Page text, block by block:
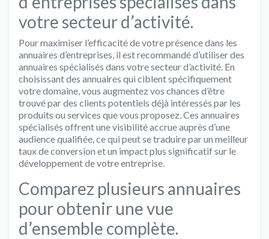
votre secteur d’activité.
Pour maximiser l’efficacité de votre présence dans les
annuaires d’entreprises, il est recommandé d’utiliser des
annuaires spécialisés dans votre secteur d’activité. En
choisissant des annuaires qui ciblent spécifiquement
votre domaine, vous augmentez vos chances d’être
trouvé par des clients potentiels déjà intéressés par les
produits ou services que vous proposez. Ces annuaires
spécialisés offrent une visibilité accrue auprès d’une
audience qualifiée, ce qui peut se traduire par un meilleur
taux de conversion et un impact plus significatif sur le
développement de votre entreprise.
Comparez plusieurs annuaires
pour obtenir une vue
d’ensemble complète.